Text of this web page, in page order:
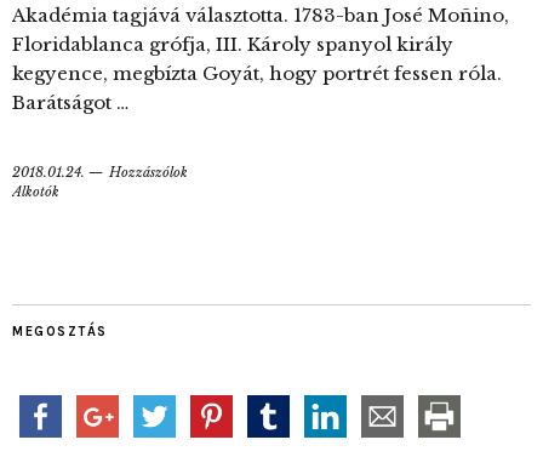
Akadémia tagjává választotta. 1783-ban José Moñino,
Floridablanca grófja, III. Károly spanyol király
kegyence, megbízta Goyát, hogy portrét fessen róla.
Barátságot …
2018.01.24.
Hozzászólok
Alkotók
MEGOSZTÁS